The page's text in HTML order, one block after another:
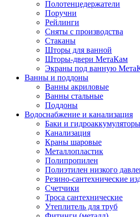
Полотенцедержатели
Поручни
Рейлинги
Сняты с производства
Стаканы
Шторы для ванной
Шторы-двери МетаКам
Экраны под ванную
Ванны и поддоны
Ванны акриловые
Ванны стальные
Поддоны
Водоснабжение и канализация
Баки и гидроаккумуляторы
Канализация
Краны шаровые
Металлопластик
Полипропилен
Полиэтилен низкого
Резино-сантехнические
Счетчики
Троса сантехнические
Утеплитель для труб